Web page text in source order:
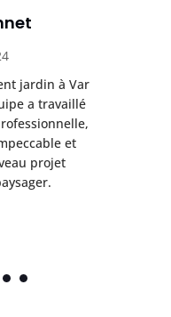
jardin à Var
a travaillé
et
projet